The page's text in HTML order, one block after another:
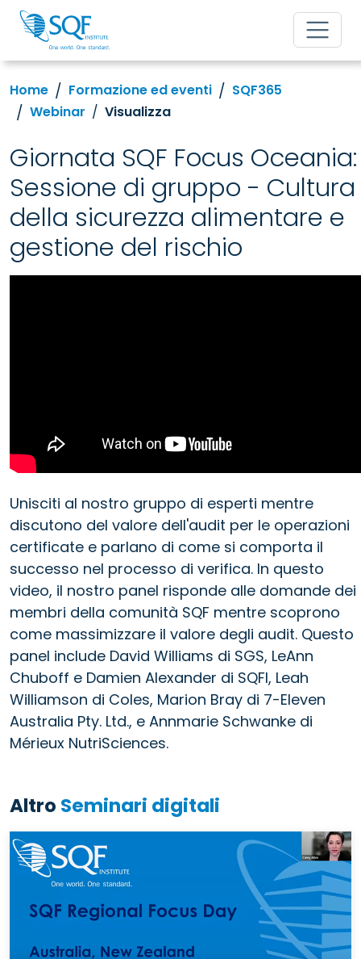
Home Formazione ed eventi
SQF365
Webinar
Visualizza
Giornata SQF Focus Oceania:
Sessione di gruppo - Cultura
della sicurezza alimentare e
gestione del rischio
Unisciti al nostro gruppo di esperti mentre
discutono del valore dell'audit per le operazioni
certificate e parlano di come si comporta il
successo nel processo di verifica. In questo
video, il nostro panel risponde alle domande dei
membri della comunità SQF mentre scoprono
come massimizzare il valore degli audit. Questo
panel include David Williams di SGS, LeAnn
Chuboff e Damien Alexander di SQFI, Leah
Williamson di Coles, Marion Bray di 7-Eleven
Australia Pty. Ltd., e Annmarie Schwanke di
Mérieux NutriSciences.
Altro Seminari digitali